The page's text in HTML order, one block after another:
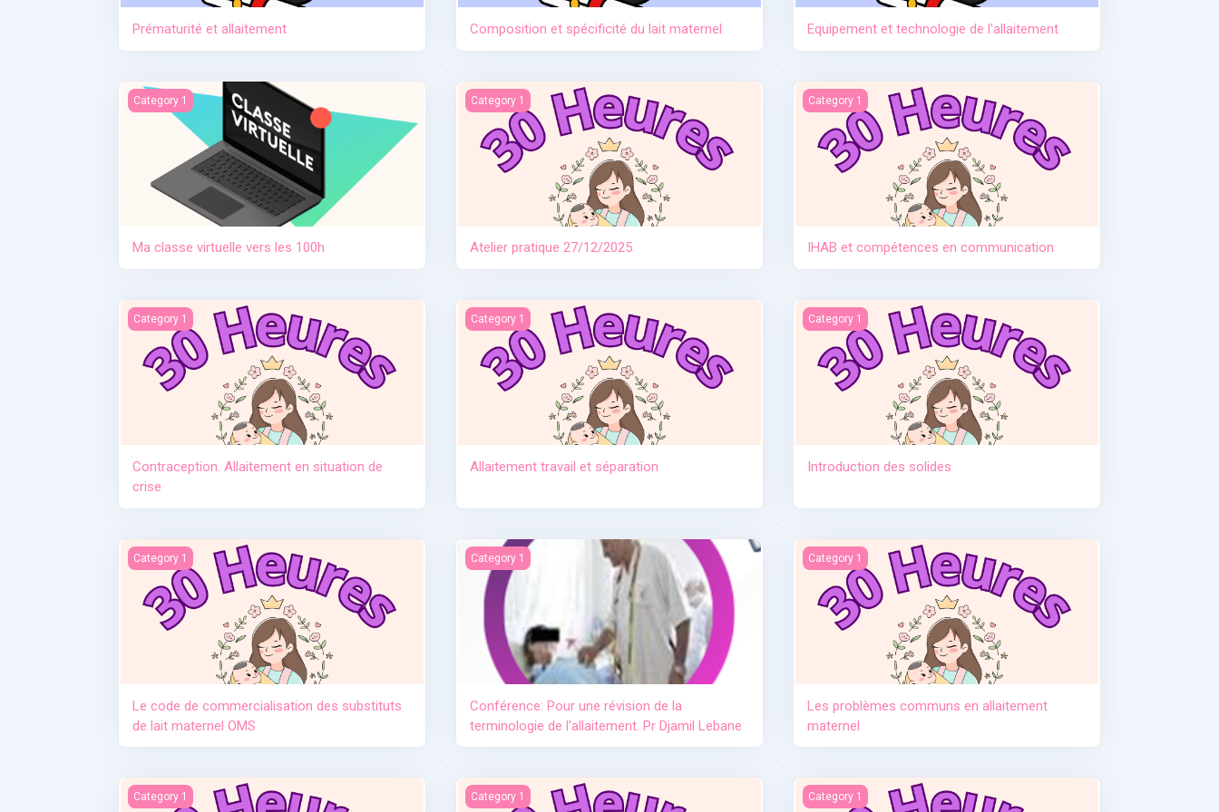
Prématurité et allaitement Composition et spécificité du lait maternel Equipement et technologie de l'allaitement
Ma classe virtuelle vers les 100h
Category 1
Ma classe virtuelle vers les 100h
Atelier pratique 27/12/2025
Category 1
Atelier pratique 27/12/2025
IHAB et compétences en communication
Category 1
IHAB et compétences en communication
Contraception. Allaitement en situation de crise
Category 1
Contraception. Allaitement en situation de
crise
Allaitement travail et séparation
Category 1
Allaitement travail et séparation
Introduction des solides
Category 1
Introduction des solides
Le code de commercialisation des substituts de lait maternel OMS
Category 1
Le code de commercialisation des substituts
de lait maternel OMS
Conférence: Pour une révision de la terminologie de l'allaitement. Pr Djamil Lebane
Category 1
Conférence: Pour une révision de la
terminologie de l'allaitement. Pr Djamil Lebane
Les problèmes communs en allaitement maternel
Category 1
Les problèmes communs en allaitement
maternel
Manque de lait et relactation
Category 1 L'importance de l'allaitement
Category 1 Le post partum
Category 1